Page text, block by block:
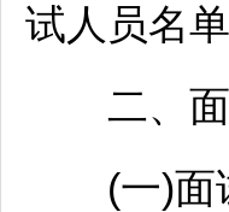
试人员名
二、面
(一)面